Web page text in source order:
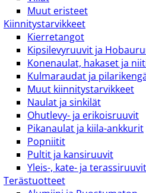
Muut eristeet
Kiinnitystarvikkeet
Kierretangot
Kipsilevyruuvit ja
Konenaulat, hakaset ja
Kulmaraudat ja
Muut kiinnitystarvikkeet
Naulat ja sinkilät
Ohutlevy- ja erikoisruuvit
Pikanaulat ja kiila-ankkurit
Popniitit
Pultit ja kansiruuvit
Yleis-, kate- ja terassiruuvit
Terästuotteet